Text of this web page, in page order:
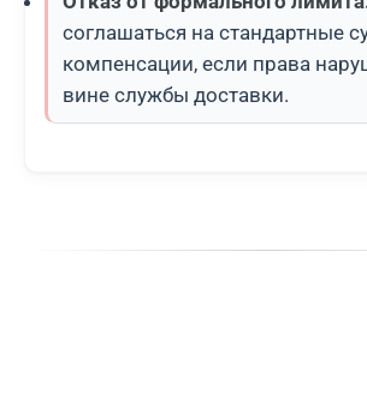
соглашаться на стандартные
компенсации, если права
вине службы доставки.